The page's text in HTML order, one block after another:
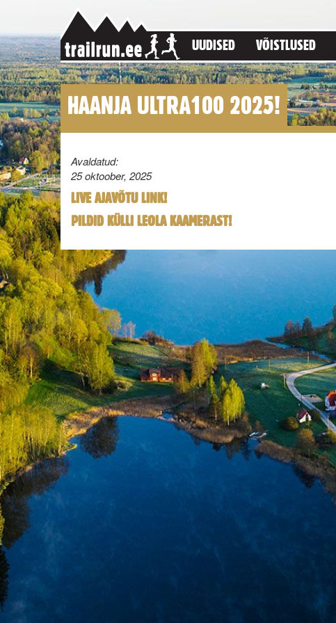
UUDISED VÕISTLUSED
HAANJA ULTRA100 2025!
Avaldatud:
25 oktoober, 2025
LIVE AJAVÕTU LINK!
PILDID KÜLLI LEOLA KAAMERAST!